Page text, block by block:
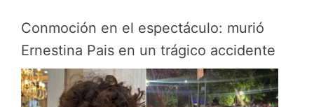
Conmoción en el espectáculo: murió
Ernestina Pais en un trágico accidente